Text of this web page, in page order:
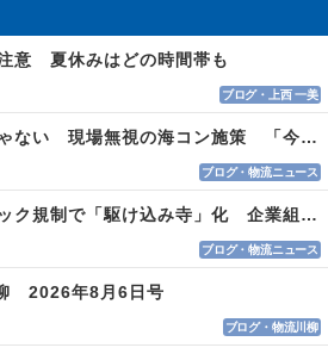
意 夏休みはどの時間帯も
ブログ・上西 一美
違う違うそれじゃない 現場無視の海コン施策 「今でも平均２～３時間は待つ」
ブログ・物流ニュース
白ナンバートラック規制で「駆け込み寺」化 企業組合が入会基準を見直しへ
ブログ・物流ニュース
2026年8月6日号
ブログ・物流川柳